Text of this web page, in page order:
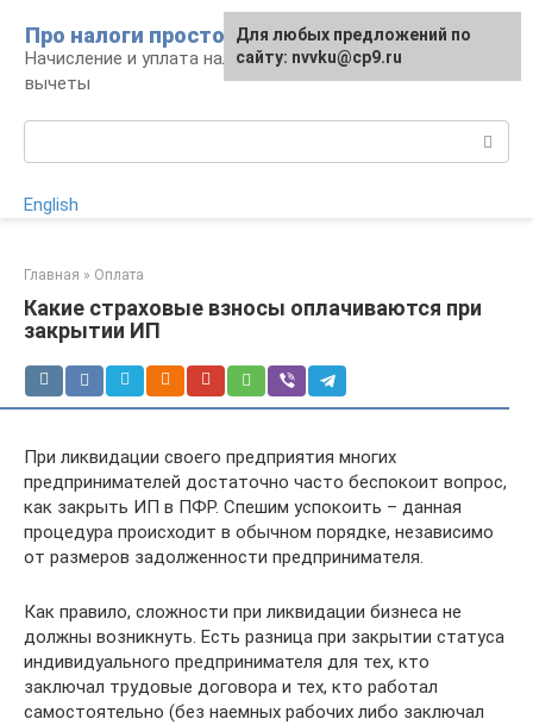
контенту
Про налоги просто
Начисление и уплата налогов, налоговые
вычеты
English
Главная » Оплата
Какие страховые взносы оплачиваются при
закрытии ИП
При ликвидации своего предприятия многих
предпринимателей достаточно часто беспокоит вопрос,
как закрыть ИП в ПФР. Спешим успокоить – данная
процедура происходит в обычном порядке, независимо
от размеров задолженности предпринимателя.
Как правило, сложности при ликвидации бизнеса не
должны возникнуть. Есть разница при закрытии статуса
индивидуального предпринимателя для тех, кто
заключал трудовые договора и тех, кто работал
самостоятельно (без наемных рабочих либо заключал
Для любых предложений по
сайту: nvvku@cp9.ru